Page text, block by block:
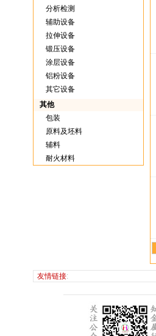
分析检测
辅助设备
拉伸设备
锻压设备
涂层设备
铝粉设备
其它设备
其他
包装
原料及坯料
辅料
耐火材料
友情链接: